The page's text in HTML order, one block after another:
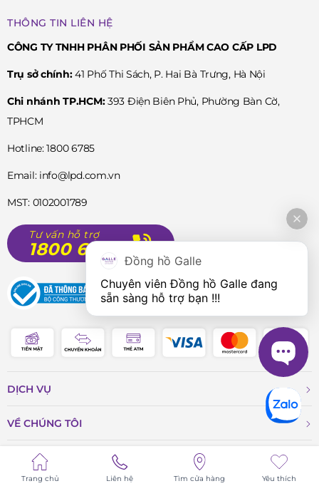
THÔNG TIN LIÊN HỆ
CÔNG TY TNHH PHÂN PHỐI SẢN PHẨM CAO CẤP LPD
Trụ sở chính:41 Phố Thi Sách, P. Hai Bà Trưng, Hà Nội
Chi nhánh TP.HCM:393 Điện Biên Phủ, Phường Bàn Cờ,
TPHCM
Hotline: 1800 6785
Email: info@lpd.com.vn
MST: 0102001789
Tư vấn hỗ trợ
1800 6785
DỊCH VỤ
VỀ CHÚNG TÔI
TIN TỨC
Trang chủ Liên hệ Tìm cửa hàng Yêu thích
Đồng hồ Galle
Chuyên viên Đồng hồ Galle đang
sẵn sàng hỗ trợ bạn !!!